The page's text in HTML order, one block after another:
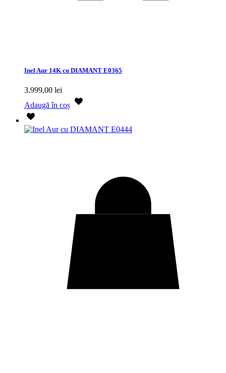
Inel Aur 14K cu DIAMANT E0365
3.999,00 lei
Adaugă în coș